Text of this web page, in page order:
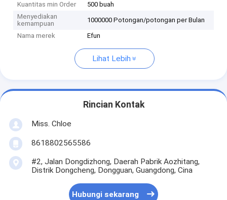
Kuantitas min Order
500 buah
Menyediakan
kemampuan
1000000 Potongan/potongan per Bulan
Nama merek Efun
Lihat Lebih
Rincian Kontak
Miss. Chloe
8618802565586
#2, Jalan Dongdizhong, Daerah Pabrik Aozhitang,
Distrik Dongcheng, Dongguan, Guangdong, Cina
Hubungi sekarang